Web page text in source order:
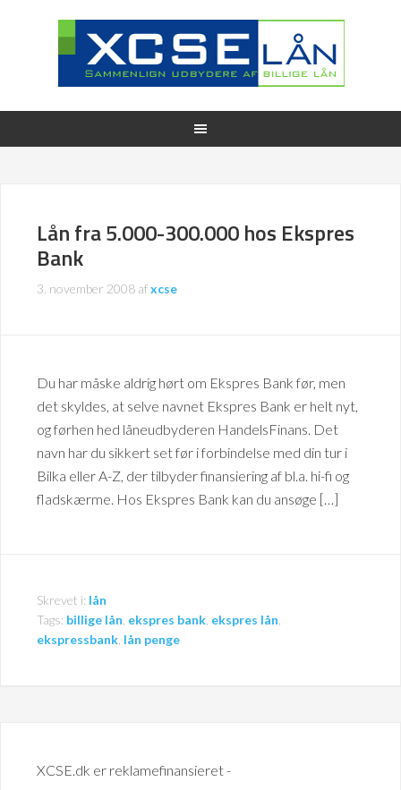
Lån fra 5.000-300.000 hos Ekspres
Bank
3. november 2008 afxcse
Du har måske aldrig hørt om Ekspres Bank før, men
det skyldes, at selve navnet Ekspres Bank er helt nyt,
og førhen hed låneudbyderen HandelsFinans. Det
navn har du sikkert set før i forbindelse med din tur i
Bilka eller A-Z, der tilbyder finansiering af bl.a. hi-fi og
fladskærme. Hos Ekspres Bank kan du ansøge […]
Skrevet i: lån
Tags: billige lån ekspres bank ekspres lån
ekspressbank lån penge
XCSE.dk er reklamefinansieret -